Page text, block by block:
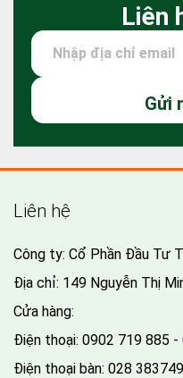
Liên
Gửi
Liên hệ
Công ty: Cổ Phần Đầu Tư
Địa chỉ: 149 Nguyễn Thị
Cửa hàng:
Điện thoại: 0902 719 885 -
Điện thoại bàn: 028